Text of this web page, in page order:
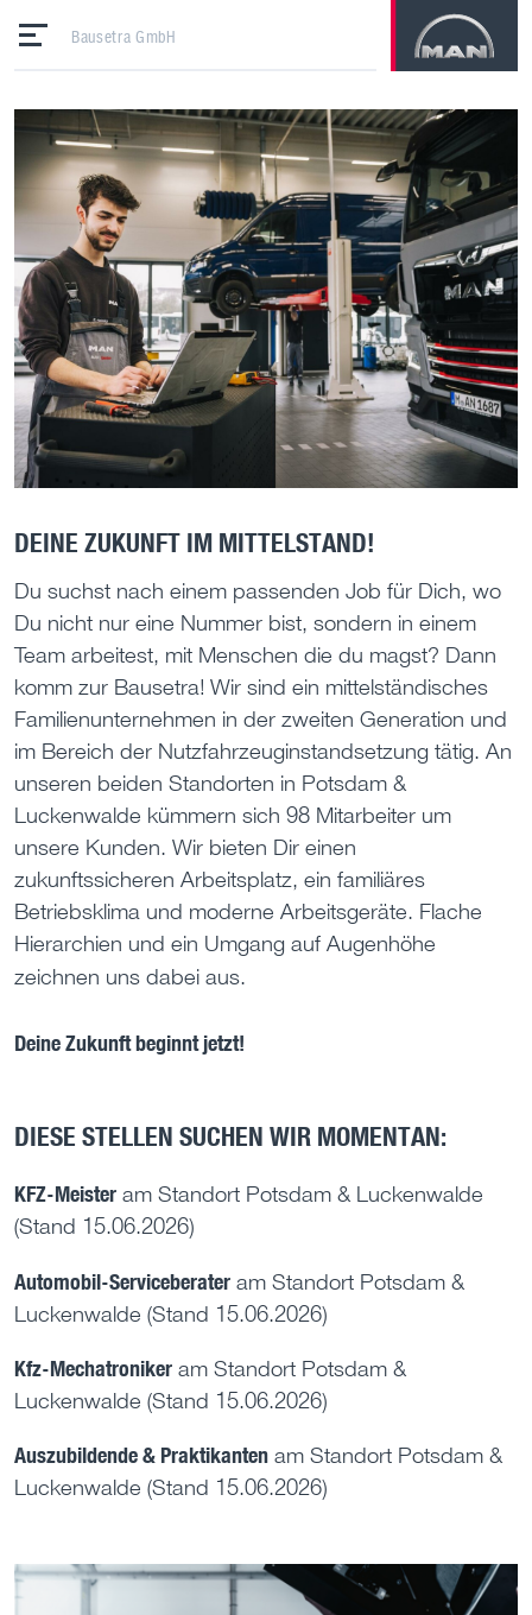
Bausetra GmbH
DEINE ZUKUNFT IM MITTELSTAND!
Du suchst nach einem passenden Job für Dich, wo
Du nicht nur eine Nummer bist, sondern in einem
Team arbeitest, mit Menschen die du magst? Dann
komm zur Bausetra! Wir sind ein mittelständisches
Familienunternehmen in der zweiten Generation und
im Bereich der Nutzfahrzeuginstandsetzung tätig. An
unseren beiden Standorten in Potsdam &
Luckenwalde kümmern sich 98 Mitarbeiter um
unsere Kunden. Wir bieten Dir einen
zukunftssicheren Arbeitsplatz, ein familiäres
Betriebsklima und moderne Arbeitsgeräte. Flache
Hierarchien und ein Umgang auf Augenhöhe
zeichnen uns dabei aus.
Deine Zukunft beginnt jetzt!
DIESE STELLEN SUCHEN WIR MOMENTAN:
KFZ-Meister am Standort Potsdam & Luckenwalde
(Stand 15.06.2026)
Automobil-Serviceberater am Standort Potsdam &
Luckenwalde (Stand 15.06.2026)
Kfz-Mechatroniker am Standort Potsdam &
Luckenwalde (Stand 15.06.2026)
Auszubildende & Praktikanten am Standort Potsdam &
Luckenwalde (Stand 15.06.2026)